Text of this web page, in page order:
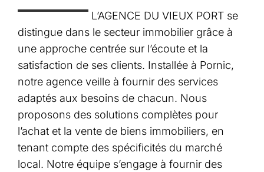
L’AGENCE DU VIEUX PORT se
distingue dans le secteur immobilier grâce à
une approche centrée sur l’écoute et la
satisfaction de ses clients. Installée à Pornic,
notre agence veille à fournir des services
adaptés aux besoins de chacun. Nous
proposons des solutions complètes pour
l’achat et la vente de biens immobiliers, en
tenant compte des spécificités du marché
local. Notre équipe s’engage à fournir des